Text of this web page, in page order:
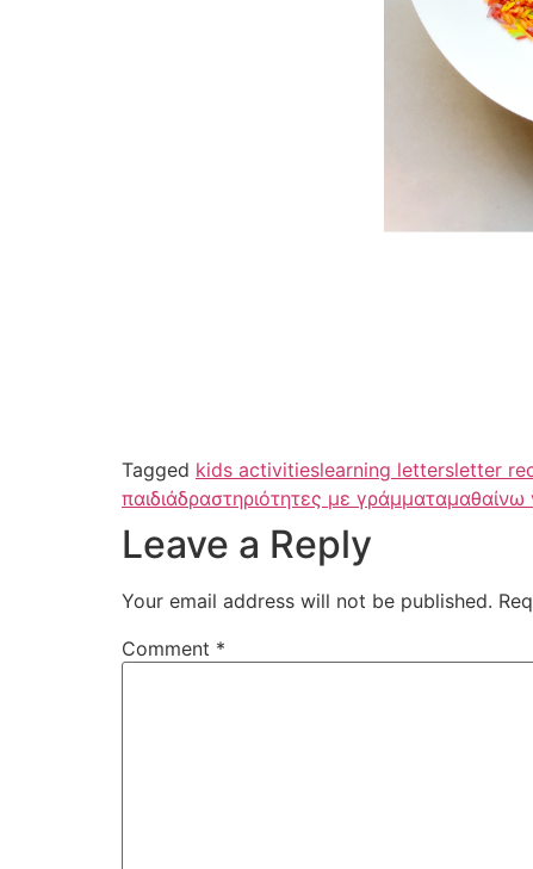
Tagged kids activitieslearning lettersletter
παιδιάδραστηριότητες με γράμματαμαθαίνω
Leave a Reply
Your email address will not be published.
Comment *